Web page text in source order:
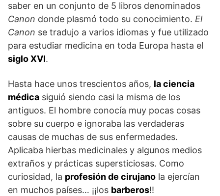
saber en un conjunto de 5 libros denominados
Canon donde plasmó todo su conocimiento. El
Canon se tradujo a varios idiomas y fue utilizado
para estudiar medicina en toda Europa hasta el
siglo XVI.
Hasta hace unos trescientos años, la ciencia
médica siguió siendo casi la misma de los
antiguos. El hombre conocía muy pocas cosas
sobre su cuerpo e ignoraba las verdaderas
causas de muchas de sus enfermedades.
Aplicaba hierbas medicinales y algunos medios
extraños y prácticas supersticiosas. Como
curiosidad, la profesión de cirujano la ejercían
en muchos países… ¡¡los barberos!!